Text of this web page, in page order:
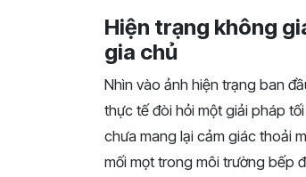
Hiện trạng không
gia chủ
Nhìn vào ảnh hiện trạng ban
thực tế đòi hỏi một giải pháp
chưa mang lại cảm giác thoải
mối mọt trong môi trường bếp